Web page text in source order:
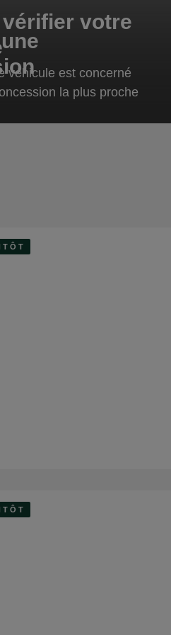
vérifier votre
véhicule est concerné
la plus proche